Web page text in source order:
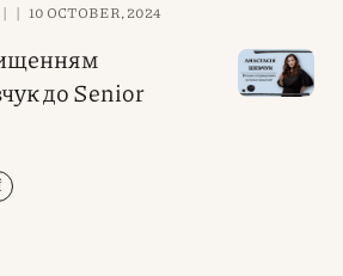
| 10 OCTOBER, 2024
до Senior